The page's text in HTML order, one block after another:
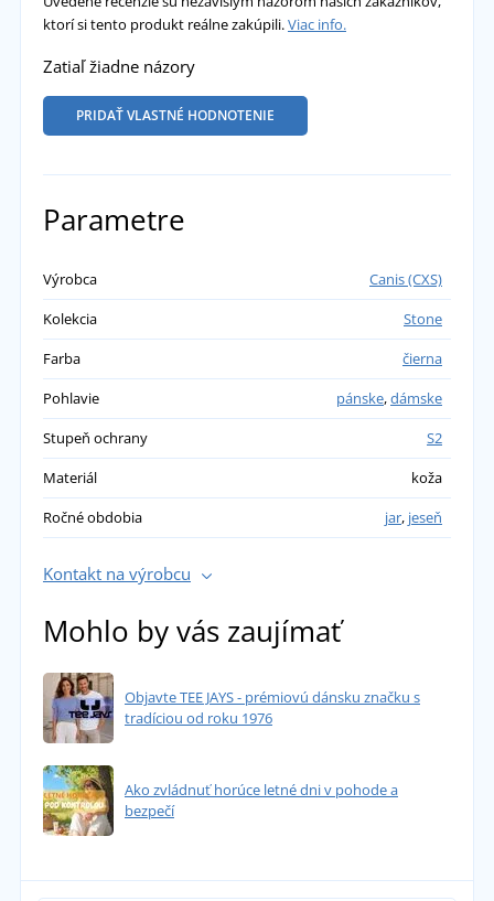
ktorí si tento produkt reálne zakúpili.Viac info.
Zatiaľ žiadne názory
PRIDAŤ VLASTNÉ HODNOTENIE
Parametre
Výrobca
Canis (CXS)
Kolekcia
Stone
Farba
čierna
Pohlavie
pánske,dámske
Stupeň ochrany
S2
Materiál
koža
Ročné obdobia
jar, jeseň
Kontakt na výrobcu
Mohlo by vás zaujímať
Objavte TEE JAYS - prémiovú dánsku značku s
tradíciou od roku 1976
Ako zvládnuť horúce letné dni v pohode a
bezpečí